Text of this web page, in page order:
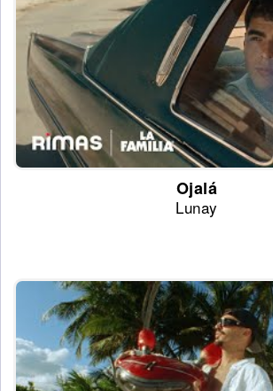
Ojalá
Lunay